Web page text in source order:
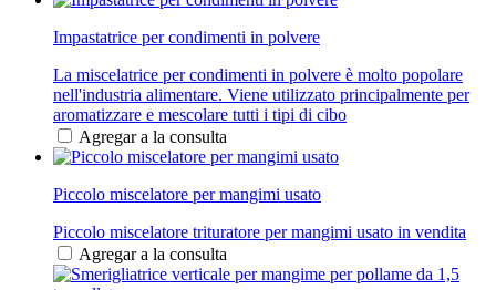
Impastatrice per condimenti in polvere
La miscelatrice per condimenti in polvere è molto popolare
nell'industria alimentare. Viene utilizzato principalmente per
aromatizzare e mescolare tutti i tipi di cibo
Agregar a la consulta
Piccolo miscelatore per mangimi usato
Piccolo miscelatore trituratore per mangimi usato in vendita
Agregar a la consulta